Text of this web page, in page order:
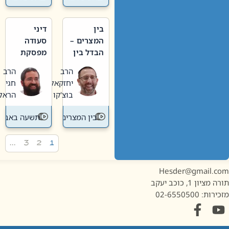
בין
המצרים –
הבדל בין
חדשה
לישנה
הרב
יחזקאל
בוצ'קו
בין המצרים
דיני
סעודה
מפסקת
תשעה
באב
הרב
חגי
הראל
תשעה באב
1, כוכב יעקב
02-6550500